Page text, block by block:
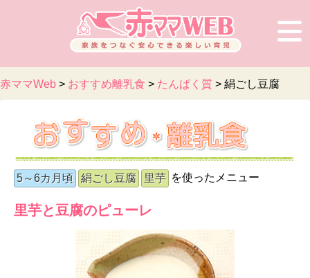
赤ママWeb > おすすめ離乳食 > たんぱく質 > 絹ごし豆腐
5～6カ月頃 絹ごし豆腐 里芋 を使ったメニュー
里芋と豆腐のピューレ